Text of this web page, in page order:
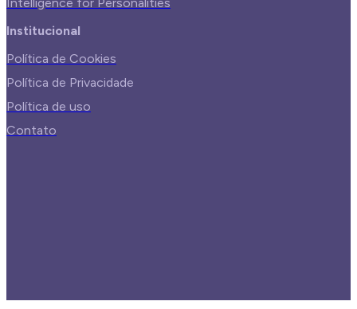
Institucional
Política de Cookies
Política de Privacidade
Política de uso
Contato